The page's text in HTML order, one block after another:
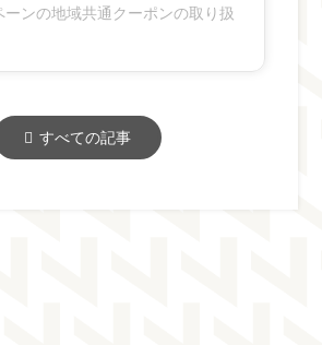
ンの地域共通クーポンの取り扱
すべての記事